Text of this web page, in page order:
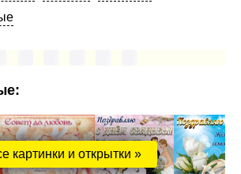
картинки и открытки »